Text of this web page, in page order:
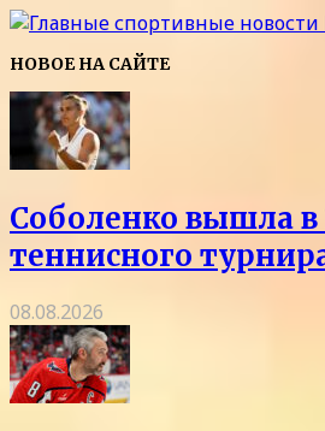
НОВОЕ НА САЙТЕ
Соболенко вышла в
теннисного
08.08.2026